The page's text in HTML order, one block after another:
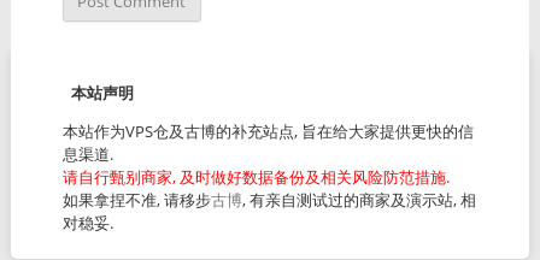
本站声明
本站作为VPS仓及古博的补充站点, 旨在给大家提供更快的信
息渠道.
请自行甄别商家, 及时做好数据备份及相关风险防范措施.
如果拿捏不准, 请移步古博, 有亲自测试过的商家及演示站, 相
对稳妥.